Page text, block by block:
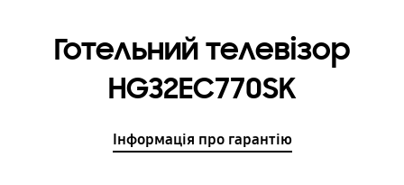
Готельний телевізор
HG32EC770SK
Інформація про гарантію